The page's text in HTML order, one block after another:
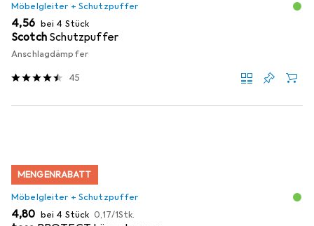
Möbelgleiter + Schutzpuffer
EUR
4,56 bei 4 Stück
Scotch Schutzpuffer
Anschlagdämpfer
45
MENGENRABATT
Möbelgleiter + Schutzpuffer
EUR
4,80 bei 4 Stück EUR
0,17/1Stk.